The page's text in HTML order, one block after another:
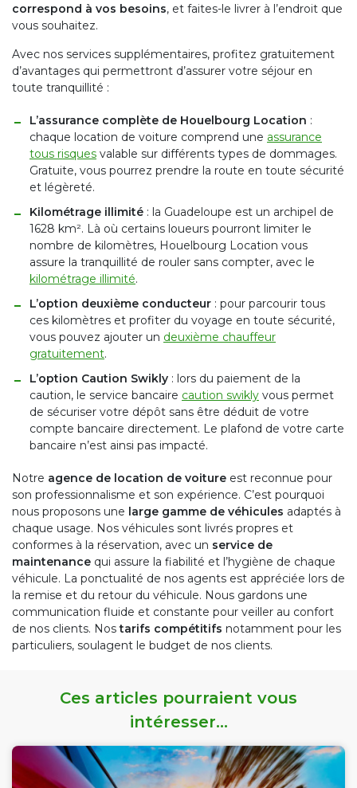
correspond à vos besoins, et faites-le livrer à l’endroit que
vous souhaitez.
Avec nos services supplémentaires, profitez gratuitement
d’avantages qui permettront d’assurer votre séjour en
toute tranquillité :
L’assurance complète de Houelbourg Location :
chaque location de voiture comprend une assurance
tous risques valable sur différents types de dommages.
Gratuite, vous pourrez prendre la route en toute sécurité
et légèreté.
Kilométrage illimité : la Guadeloupe est un archipel de
1628 km². Là où certains loueurs pourront limiter le
nombre de kilomètres, Houelbourg Location vous
assure la tranquillité de rouler sans compter, avec le
kilométrage illimité.
L’option deuxième conducteur : pour parcourir tous
ces kilomètres et profiter du voyage en toute sécurité,
vous pouvez ajouter un deuxième chauffeur
gratuitement.
L’option Caution Swikly : lors du paiement de la
caution, le service bancaire caution swikly vous permet
de sécuriser votre dépôt sans être déduit de votre
compte bancaire directement. Le plafond de votre carte
bancaire n’est ainsi pas impacté.
Notre agence de location de voiture est reconnue pour
son professionnalisme et son expérience. C’est pourquoi
nous proposons une large gamme de véhicules adaptés à
chaque usage. Nos véhicules sont livrés propres et
conformes à la réservation, avec un service de
maintenance qui assure la fiabilité et l’hygiène de chaque
véhicule. La ponctualité de nos agents est appréciée lors de
la remise et du retour du véhicule. Nous gardons une
communication fluide et constante pour veiller au confort
de nos clients. Nostarifs compétitifs notamment pour les
particuliers, soulagent le budget de nos clients.
Ces articles pourraient vous
intéresser...